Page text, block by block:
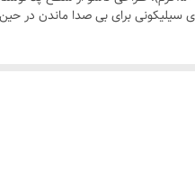
برای بی صدا ماندن در حین